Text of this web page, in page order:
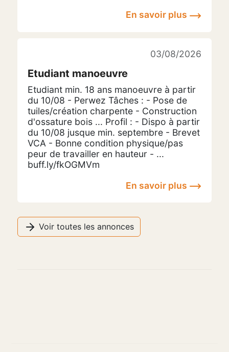
En savoir plus
03/08/2026
Etudiant manoeuvre
Etudiant min. 18 ans manoeuvre à partir
du 10/08 - Perwez Tâches : - Pose de
tuiles/création charpente - Construction
d'ossature bois ... Profil : - Dispo à partir
du 10/08 jusque min. septembre - Brevet
VCA - Bonne condition physique/pas
peur de travailler en hauteur - ...
buff.ly/fkOGMVm
En savoir plus
Voir toutes les annonces